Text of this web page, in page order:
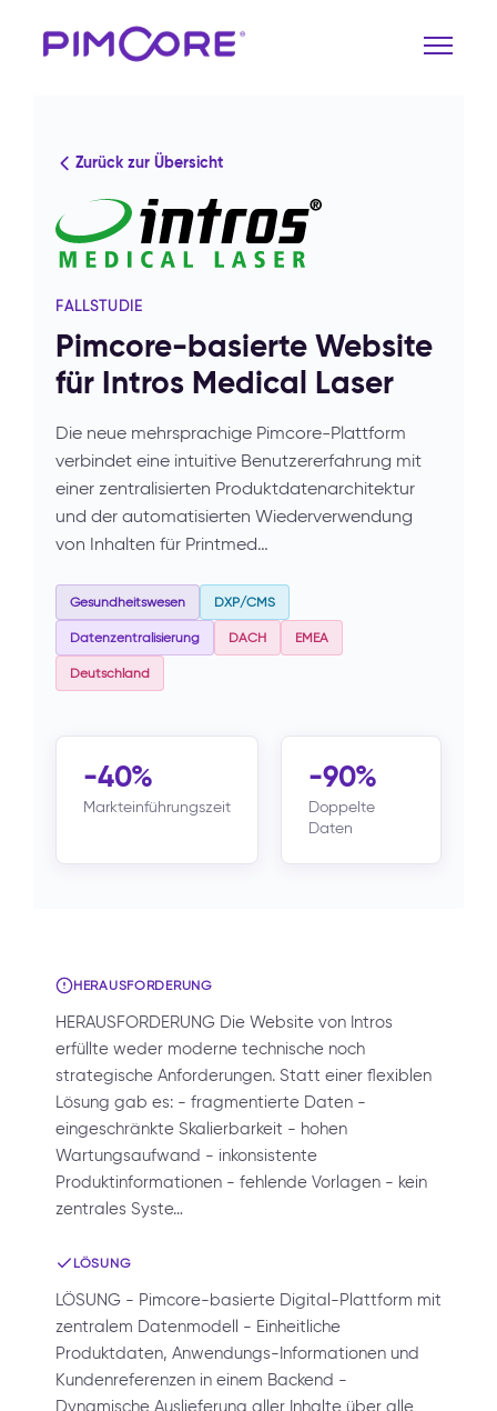
Zurück zur Übersicht
FALLSTUDIE
Pimcore-basierte Website
für Intros Medical Laser
Die neue mehrsprachige Pimcore-Plattform
verbindet eine intuitive Benutzererfahrung mit
einer zentralisierten Produktdatenarchitektur
und der automatisierten Wiederverwendung
von Inhalten für Printmed…
Gesundheitswesen DXP/CMS
Datenzentralisierung DACH EMEA
Deutschland
-40%
Markteinführungszeit
-90%
Doppelte
Daten
HERAUSFORDERUNG
HERAUSFORDERUNG Die Website von Intros
erfüllte weder moderne technische noch
strategische Anforderungen. Statt einer flexiblen
Lösung gab es: - fragmentierte Daten -
eingeschränkte Skalierbarkeit - hohen
Wartungsaufwand - inkonsistente
Produktinformationen - fehlende Vorlagen - kein
zentrales Syste…
LÖSUNG
LÖSUNG - Pimcore-basierte Digital-Plattform mit
zentralem Datenmodell - Einheitliche
Produktdaten, Anwendungs-Informationen und
Kundenreferenzen in einem Backend -
Dynamische Auslieferung aller Inhalte über alle